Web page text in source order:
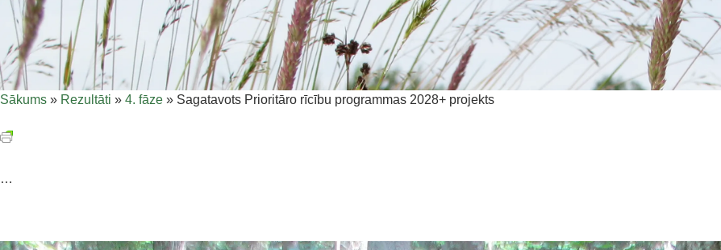
Sākums » Rezultāti » 4. fāze » Sagatavots Prioritāro rīcību programmas 2028+ projekts
…